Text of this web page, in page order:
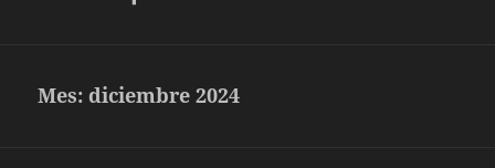
Mes: diciembre 2024